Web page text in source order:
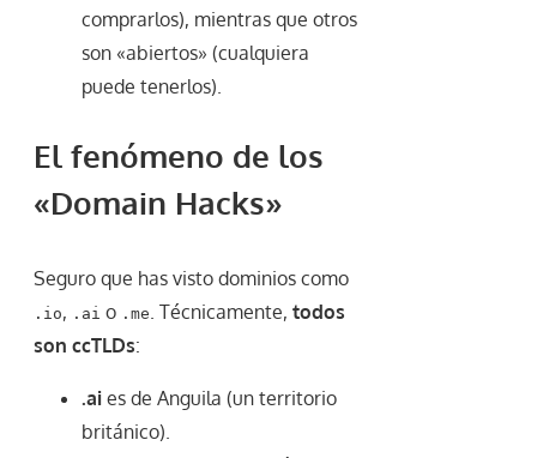
comprarlos), mientras que otros
son «abiertos» (cualquiera
puede tenerlos).
El fenómeno de los
«Domain Hacks»
Seguro que has visto dominios como
.io, .ai o .me. Técnicamente, todos
son ccTLDs:
.ai es de Anguila (un territorio
británico).